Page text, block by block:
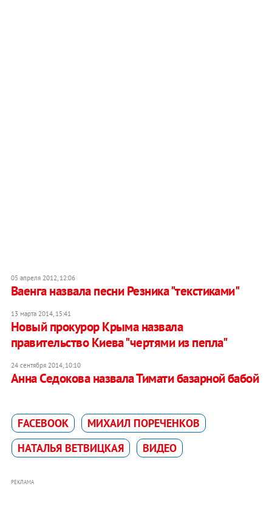
05 апреля 2012, 12:06
Ваенга назвала песни Резника "текстиками"
13 марта 2014, 15:41
Новый прокурор Крыма назвала
правительство Киева "чертями из пепла"
24 сентября 2014, 10:10
Анна Седокова назвала Тимати базарной бабой
FACEBOOK
МИХАИЛ ПОРЕЧЕНКОВ
НАТАЛЬЯ ВЕТВИЦКАЯ
ВИДЕО
РЕКЛАМА